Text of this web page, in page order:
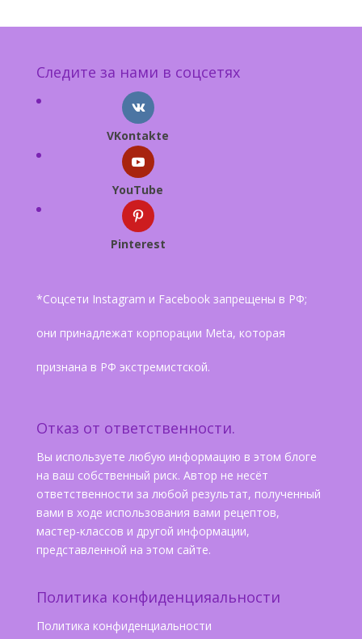
Следите за нами в соцсетях
VKontakte
YouTube
Pinterest
*Соцсети Instagram и Facebook запрещены в РФ;
они принадлежат корпорации Meta, которая
признана в РФ экстремистской.
Отказ от ответственности.
Вы используете любую информацию в этом блоге
на ваш собственный риск. Автор не несёт
ответственности за любой результат, полученный
вами в ходе использования вами рецептов,
мастер-классов и другой информации,
представленной на этом сайте.
Политика конфиденцияальности
Политика конфиденциальности